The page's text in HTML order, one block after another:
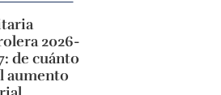
2026-
de cuánto
aumento